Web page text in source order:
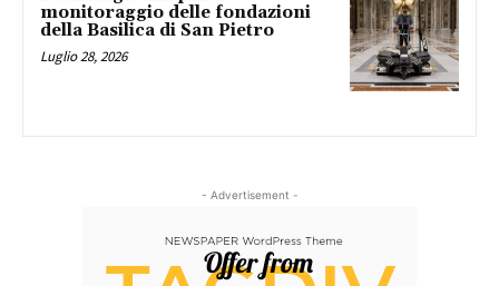
monitoraggio delle fondazioni
della Basilica di San Pietro
Luglio 28, 2026
- Advertisement -